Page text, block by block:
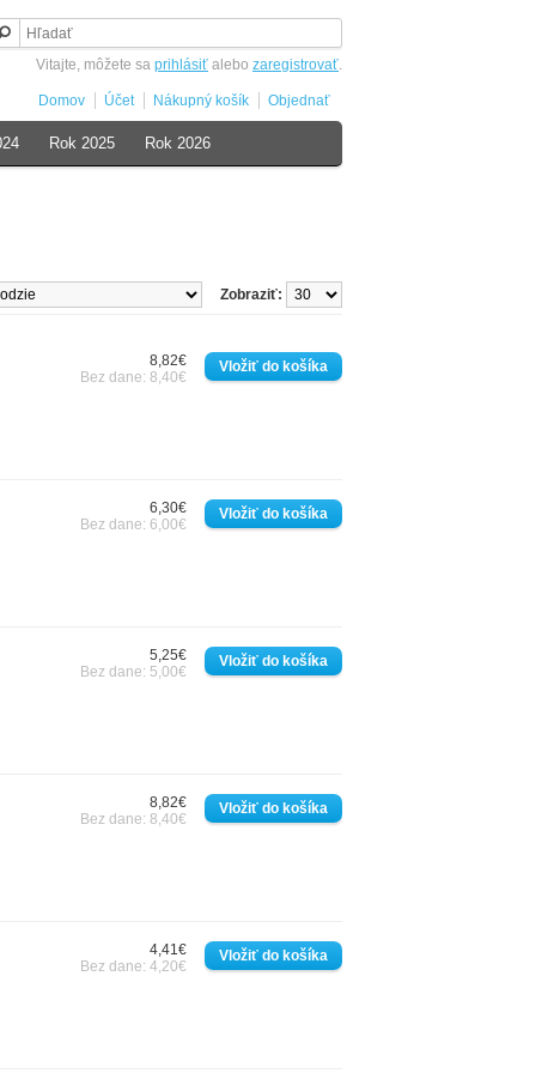
Vitajte, môžete sa prihlásiť alebo zaregistrovať.
Domov Účet Nákupný košík Objednať
Rok 2025 Rok 2026
Zobraziť:
8,82€
Bez dane: 8,40€
6,30€
Bez dane: 6,00€
5,25€
Bez dane: 5,00€
8,82€
Bez dane: 8,40€
4,41€
Bez dane: 4,20€